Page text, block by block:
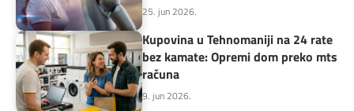
25. jun 2026.
Kupovina u Tehnomaniji na 24 rate
bez kamate: Opremi dom preko mts
računa
9. jun 2026.